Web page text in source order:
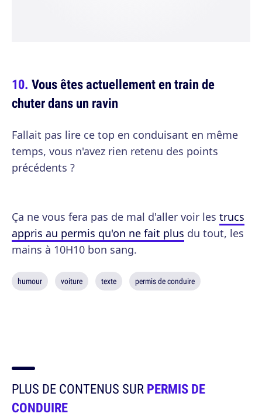
Vous êtes actuellement en train de
chuter dans un ravin
Fallait pas lire ce top en conduisant en même
temps, vous n'avez rien retenu des points
précédents ?
Ça ne vous fera pas de mal d'aller voir les trucs
appris au permis qu'on ne fait plus du tout, les
mains à 10H10 bon sang.
humour voiture texte permis de conduire
PLUS DE CONTENUS SURPERMIS DE
CONDUIRE